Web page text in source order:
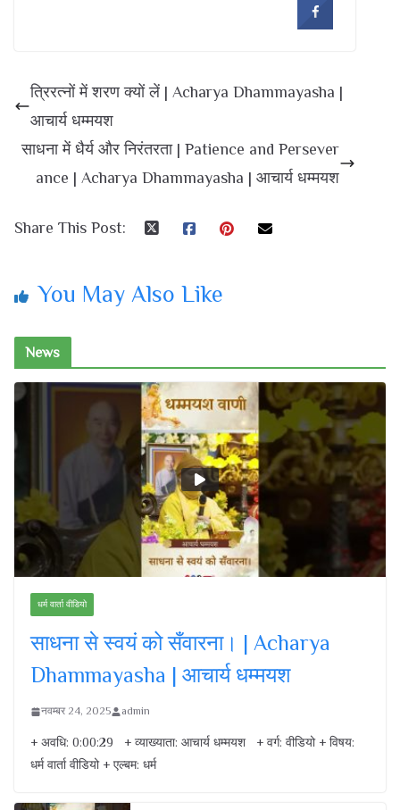
त्रिरत्नों में शरण क्यों लें | Acharya Dhammayasha |
आचार्य धम्मयश
साधना में धैर्य और निरंतरता | Patience and Persever
ance | Acharya Dhammayasha | आचार्य धम्मयश
Share This Post:
You May Also Like
News
धर्म वार्ता वीडियो
साधना से स्वयं को सँवारना। | Acharya
Dhammayasha | आचार्य धम्मयश
नवम्बर 24, 2025 admin
+ अवधि: 0:00:29 + व्याख्याता: आचार्य धम्मयश + वर्ग: वीडियो + विषय:
धर्म वार्ता वीडियो + एल्बम: धर्म